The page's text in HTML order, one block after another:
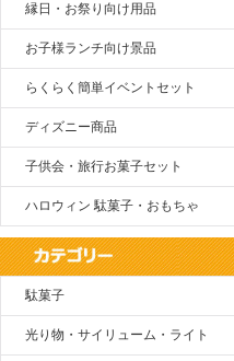
縁日・お祭り向け用品
お子様ランチ向け景品
らくらく簡単イベントセット
ディズニー商品
子供会・旅行お菓子セット
ハロウィン 駄菓子・おもちゃ
駄菓子
光り物・サイリューム・ライト